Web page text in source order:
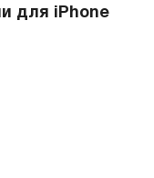
для iPhone